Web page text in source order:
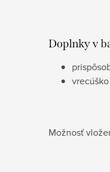
Doplnky v
Možnosť